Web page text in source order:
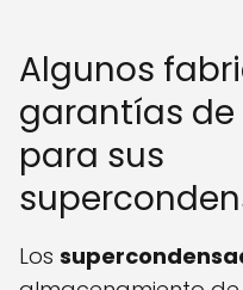
Algunos
garantías
para sus
Los